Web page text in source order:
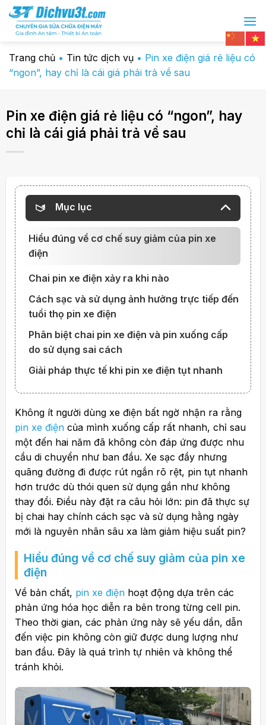
Chuyển
đến
dung
Trang chủ • Tin tức dịch vụ • Pin xe điện giá rẻ liệu có
“ngon”, hay chỉ là cái giá phải trả về sau
Pin xe điện giá rẻ liệu có “ngon”, hay
chỉ là cái giá phải trả về sau
Mục lục
Hiểu đúng về cơ chế suy giảm của pin xe
điện
Chai pin xe điện xảy ra khi nào
Cách sạc và sử dụng ảnh hưởng trực tiếp đến
tuổi thọ pin xe điện
Phân biệt chai pin xe điện và pin xuống cấp
do sử dụng sai cách
Giải pháp thực tế khi pin xe điện tụt nhanh
Không ít người dùng xe điện bất ngờ nhận ra rằng
pin xe điệncủa mình xuống cấp rất nhanh, chỉ sau
một đến hai năm đã không còn đáp ứng được nhu
cầu di chuyển như ban đầu. Xe sạc đầy nhưng
quãng đường đi được rút ngắn rõ rệt, pin tụt nhanh
hơn trước dù thói quen sử dụng gần như không
thay đổi. Điều này đặt ra câu hỏi lớn: pin đã thực sự
bị chai hay chính cách sạc và sử dụng hằng ngày
mới là nguyên nhân sâu xa làm giảm hiệu suất pin?
Hiểu đúng về cơ chế suy giảm của pin xe
điện
Về bản chất, pin xe điệnhoạt động dựa trên các
phản ứng hóa học diễn ra bên trong từng cell pin.
Theo thời gian, các phản ứng này sẽ yếu dần, dẫn
đến việc pin không còn giữ được dung lượng như
ban đầu. Đây là quá trình tự nhiên và không thể
tránh khỏi.